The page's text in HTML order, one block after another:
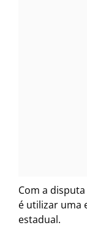
Com a
é utilizar uma
estadual.